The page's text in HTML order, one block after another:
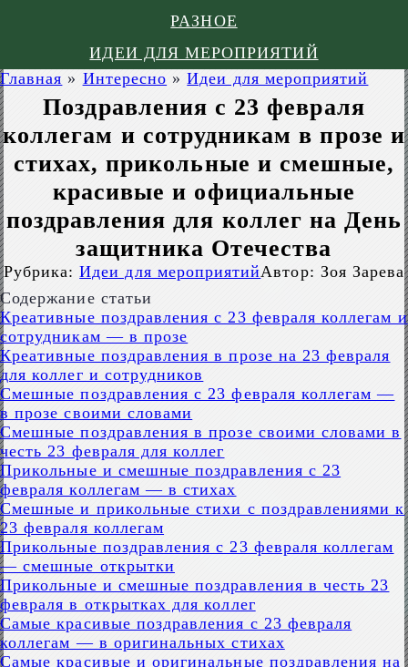
РАЗНОЕ
ИДЕИ ДЛЯ МЕРОПРИЯТИЙ
Главная » Интересно » Идеи для мероприятий
Поздравления с 23 февраля
коллегам и сотрудникам в прозе и
стихах, прикольные и смешные,
красивые и официальные
поздравления для коллег на День
защитника Отечества
Рубрика: Идеи для мероприятийАвтор: Зоя Зарева
Содержание статьи
Креативные поздравления с 23 февраля коллегам и
сотрудникам — в прозе
Креативные поздравления в прозе на 23 февраля
для коллег и сотрудников
Смешные поздравления с 23 февраля коллегам —
в прозе своими словами
Смешные поздравления в прозе своими словами в
честь 23 февраля для коллег
Прикольные и смешные поздравления с 23
февраля коллегам — в стихах
Смешные и прикольные стихи с поздравлениями к
23 февраля коллегам
Прикольные поздравления с 23 февраля коллегам
— смешные открытки
Прикольные и смешные поздравления в честь 23
февраля в открытках для коллег
Самые красивые поздравления с 23 февраля
коллегам — в оригинальных стихах
Самые красивые и оригинальные поздравления на